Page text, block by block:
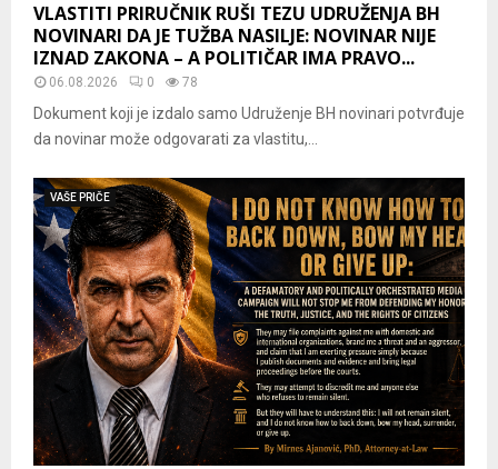
VLASTITI PRIRUČNIK RUŠI TEZU UDRUŽENJA BH
NOVINARI DA JE TUŽBA NASILJE: NOVINAR NIJE
IZNAD ZAKONA – A POLITIČAR IMA PRAVO...
06.08.2026 0 78
Dokument koji je izdalo samo Udruženje BH novinari potvrđuje
da novinar može odgovarati za vlastitu,...
VAŠE PRIČE